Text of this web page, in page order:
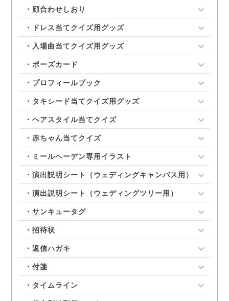
・顔合わせしおり
・ドレス当てクイズ用グッズ
・入場曲当てクイズ用グッズ
・ポーズカード
・プロフィールブック
・タキシード当てクイズ用グッズ
・ヘアスタイル当てクイズ
・赤ちゃん当てクイズ
・ミールヘーデン専用イラスト
・演出説明シート（ウェディングキャンバス用）
・演出説明シート（ウェディングツリー用）
・サンキュータグ
・招待状
・返信ハガキ
・付箋
・タイムライン